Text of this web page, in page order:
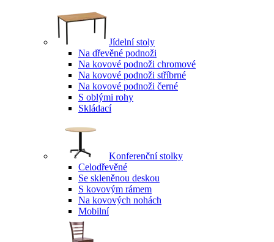
Jídelní stoly
Na dřevěné podnoži
Na kovové podnoži chromové
Na kovové podnoži stříbrné
Na kovové podnoži černé
S oblými rohy
Skládací
Konferenční stolky
Celodřevěné
Se skleněnou deskou
S kovovým rámem
Na kovových nohách
Mobilní